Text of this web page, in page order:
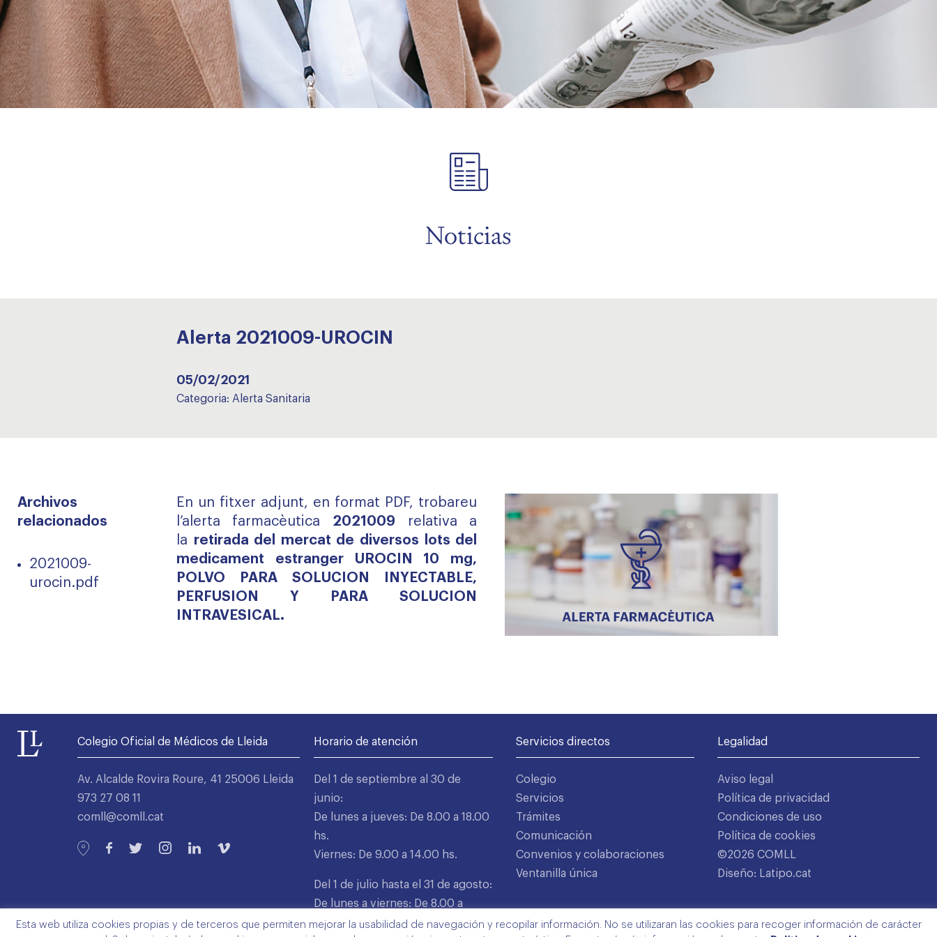
Noticias
Alerta 2021009-UROCIN
05/02/2021
Categoria: Alerta Sanitaria
Archivos
relacionados
2021009-
urocin.pdf
En un fitxer adjunt, en format PDF, trobareu
l’alerta farmacèutica 2021009
relativa a
la retirada del mercat de diversos lots del
medicament estranger UROCIN 10 mg,
POLVO PARA SOLUCION INYECTABLE,
PERFUSION Y PARA SOLUCION
INTRAVESICAL.
Colegio Oficial de Médicos de Lleida
Av. Alcalde Rovira Roure, 41 25006 Lleida
973 27 08 11
comll@comll.cat
Horario de atención
Del 1 de septiembre al 30 de
junio:
De lunes a jueves: De 8.00 a 18.00
hs.
Viernes: De 9.00 a 14.00 hs.
Del 1 de julio hasta el 31 de agosto:
De lunes a viernes: De 8.00 a
15.00 hs.
Servicios directos
Colegio
Servicios
Trámites
Comunicación
Convenios y colaboraciones
Ventanilla única
Legalidad
Aviso legal
Política de privacidad
Condiciones de uso
Política de cookies
©2026 COMLL
Diseño: Latipo.cat
Esta web utiliza cookies propias y de terceros que permiten mejorar la usabilidad de navegación y recopilar información. No se utilizaran las cookies para recoger información de carácter